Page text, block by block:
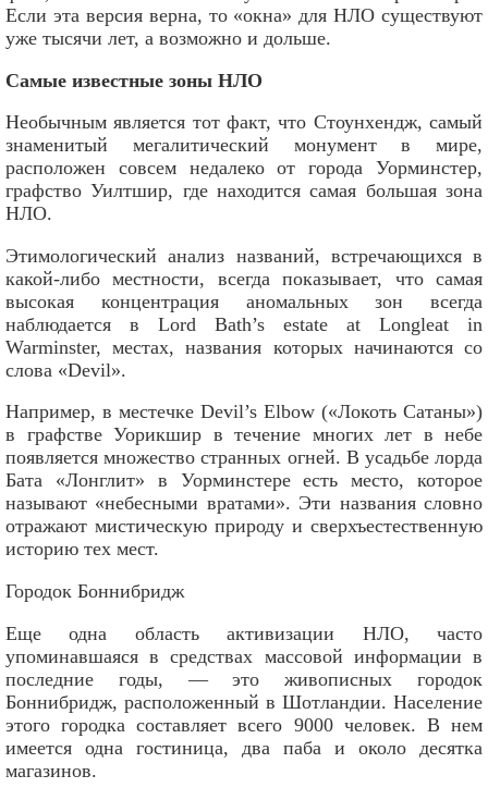
Если эта версия верна, то «окна» для НЛО существуют
уже тысячи лет, а возможно и дольше.
Самые известные зоны НЛО
Необычным является тот факт, что Стоунхендж, самый
знаменитый мегалитический монумент в мире,
расположен совсем недалеко от города Уорминстер,
графство Уилтшир, где находится самая большая зона
НЛО.
Этимологический анализ названий, встречающихся в
какой-либо местности, всегда показывает, что самая
высокая концентрация аномальных зон всегда
наблюдается в Lord Bath’s estate at Longleat in
Warminster, местах, названия которых начинаются со
слова «Devil».
Например, в местечке Devil’s Elbow («Локоть Сатаны»)
в графстве Уорикшир в течение многих лет в небе
появляется множество странных огней. В усадьбе лорда
Бата «Лонглит» в Уорминстере есть место, которое
называют «небесными вратами». Эти названия словно
отражают мистическую природу и сверхъестественную
историю тех мест.
Городок Боннибридж
Еще одна область активизации НЛО, часто
упоминавшаяся в средствах массовой информации в
последние годы, — это живописных городок
Боннибридж, расположенный в Шотландии. Население
этого городка составляет всего 9000 человек. В нем
имеется одна гостиница, два паба и около десятка
магазинов.